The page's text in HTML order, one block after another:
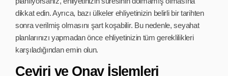
dikkat edin. Ayrıca, bazı ülkeler ehliyetinizin belirli bir tarihten
sonra verilmiş olmasını şart koşabilir. Bu nedenle, seyahat
planlarınızı yapmadan önce ehliyetinizin tüm gereklilikleri
karşıladığından emin olun.
Çeviri ve Onay İşlemleri